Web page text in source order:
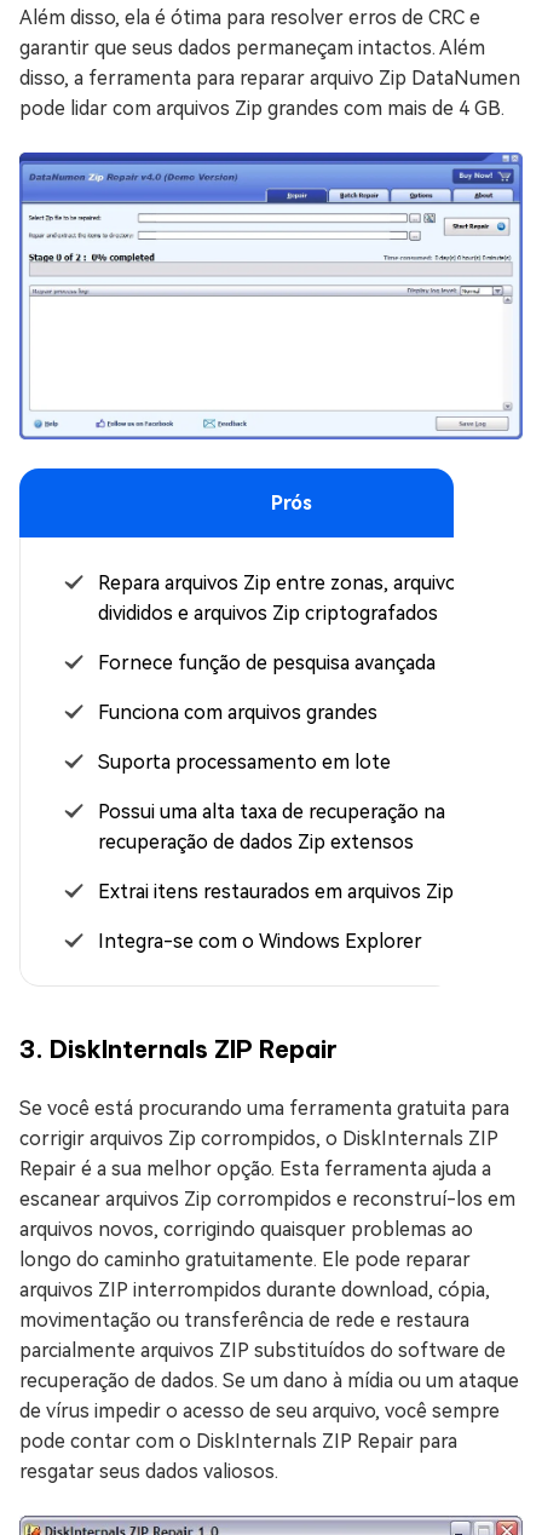
Além disso, ela é ótima para resolver erros de CRC e
garantir que seus dados permaneçam intactos. Além
disso, a ferramenta para reparar arquivo Zip DataNumen
pode lidar com arquivos Zip grandes com mais de 4 GB.
Prós
Repara arquivos Zip entre zonas, arquivos Zip
divididos e arquivos Zip criptografados
Fornece função de pesquisa avançada
Funciona com arquivos grandes
Suporta processamento em lote
Possui uma alta taxa de recuperação na
recuperação de dados Zip extensos
Extrai itens restaurados em arquivos Zip fixos
Integra-se com o Windows Explorer
3. DiskInternals ZIP Repair
Se você está procurando uma ferramenta gratuita para
corrigir arquivos Zip corrompidos, o DiskInternals ZIP
Repair é a sua melhor opção. Esta ferramenta ajuda a
escanear arquivos Zip corrompidos e reconstruí-los em
arquivos novos, corrigindo quaisquer problemas ao
longo do caminho gratuitamente. Ele pode reparar
arquivos ZIP interrompidos durante download, cópia,
movimentação ou transferência de rede e restaura
parcialmente arquivos ZIP substituídos do software de
recuperação de dados. Se um dano à mídia ou um ataque
de vírus impedir o acesso de seu arquivo, você sempre
pode contar com o DiskInternals ZIP Repair para
resgatar seus dados valiosos.